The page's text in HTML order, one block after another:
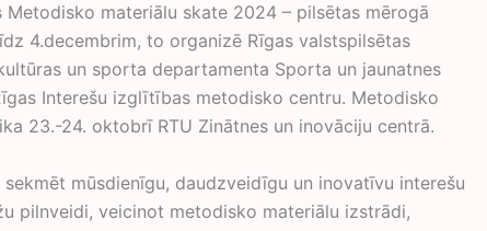
materiālu skate 2024 – pilsētas mērogā
4.decembrim, to organizē Rīgas valstspilsētas
un sporta departamenta Sporta un jaunatnes
Interešu izglītības metodisko centru. Metodisko
23.-24. oktobrī RTU Zinātnes un inovāciju centrā.
mūsdienīgu, daudzveidīgu un inovatīvu interešu
pilnveidi, veicinot metodisko materiālu izstrādi,